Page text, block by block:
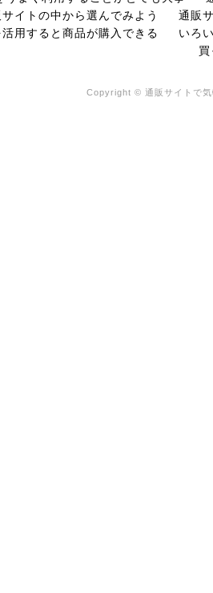
イトの中から選んでみよう
通販
用すると商品が購入できる
いろ
Copyright © 通販サイトで